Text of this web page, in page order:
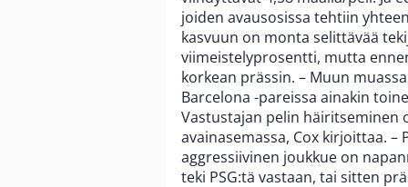
joiden avausosissa tehtiin
kasvuun on monta selittävää
viimeistelyprosentti, mutta
korkean prässin. – Muun
Barcelona -pareissa ainakin
Vastustajan pelin häiritseminen
avainasemassa, Cox kirjoittaa.
aggressiivinen joukkue on
teki PSG:tä vastaan, tai sitten